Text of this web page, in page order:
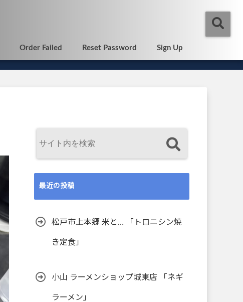
Order Failed Reset Password Sign Up
最近の投稿
松戸市上本郷 米と… 「トロニシン焼
き定食」
小山 ラーメンショップ城東店 「ネギ
ラーメン」